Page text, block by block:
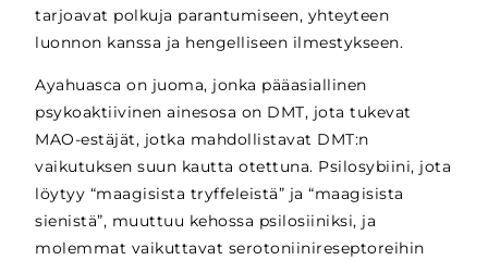
tarjoavat polkuja parantumiseen, yhteyteen
luonnon kanssa ja hengelliseen ilmestykseen.
Ayahuasca on juoma, jonka pääasiallinen
psykoaktiivinen ainesosa on DMT, jota tukevat
MAO-estäjät, jotka mahdollistavat DMT:n
vaikutuksen suun kautta otettuna. Psilosybiini, jota
löytyy “maagisista tryffeleistä” ja “maagisista
sienistä”, muuttuu kehossa psilosiiniksi, ja
molemmat vaikuttavat serotoniinireseptoreihin